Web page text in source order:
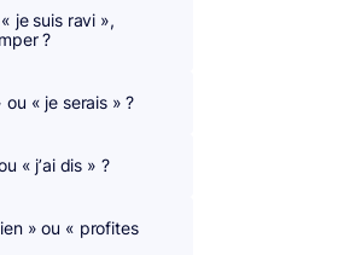
je suis ravi »,
?
« je serais » ?
« j’ai dis » ?
» ou « profites